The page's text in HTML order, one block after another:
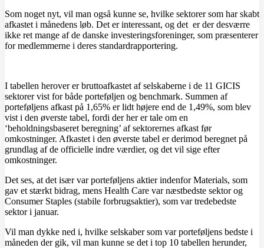
Som noget nyt, vil man også kunne se, hvilke sektorer som har skabt
afkastet i månedens løb. Det er interessant, og det er der desværre
ikke ret mange af de danske investeringsforeninger, som præsenterer
for medlemmerne i deres standardrapportering.
I tabellen herover er bruttoafkastet af selskaberne i de 11 GICIS
sektorer vist for både porteføljen og benchmark. Summen af
porteføljens afkast på 1,65% er lidt højere end de 1,49%, som blev
vist i den øverste tabel, fordi der her er tale om en
‘beholdningsbaseret beregning’ af sektorernes afkast før
omkostninger. Afkastet i den øverste tabel er derimod beregnet på
grundlag af de officielle indre værdier, og det vil sige efter
omkostninger.
Det ses, at det især var porteføljens aktier indenfor Materials, som
gav et stærkt bidrag, mens Health Care var næstbedste sektor og
Consumer Staples (stabile forbrugsaktier), som var tredebedste
sektor i januar.
Vil man dykke ned i, hvilke selskaber som var porteføljens bedste i
måneden der gik, vil man kunne se det i top 10 tabellen herunder,